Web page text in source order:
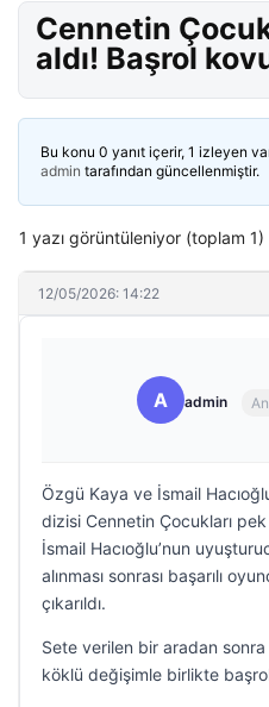
Cennetin
aldı! Başrol
Bu konu 0 yanıt içerir, 1 izleyen
admin tarafından güncellenmiştir.
1 yazı görüntüleniyor (toplam 1)
12/05/2026: 14:22
A admin
Özgü Kaya ve İsmail
dizisi Cennetin Çocukları
İsmail Hacıoğlu’nun
alınması sonrası başarılı
çıkarıldı.
Sete verilen bir aradan
köklü değişimle birlikte